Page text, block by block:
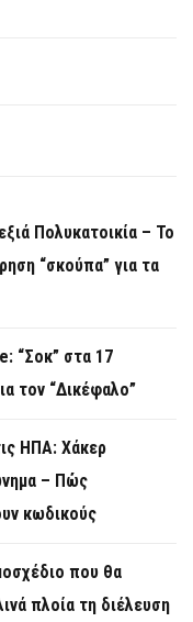
Πολυκατοικία – Το
“σκούπα” για τα
“Σοκ” στα 17
τον “Δικέφαλο”
ΗΠΑ: Χάκερ
– Πώς
κωδικούς
που θα
πλοία τη διέλευση